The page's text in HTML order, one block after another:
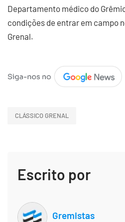
Departamento médico do
condições de entrar em campo
Grenal.
CLÁSSICO GRENAL
Escrito por
Gremistas